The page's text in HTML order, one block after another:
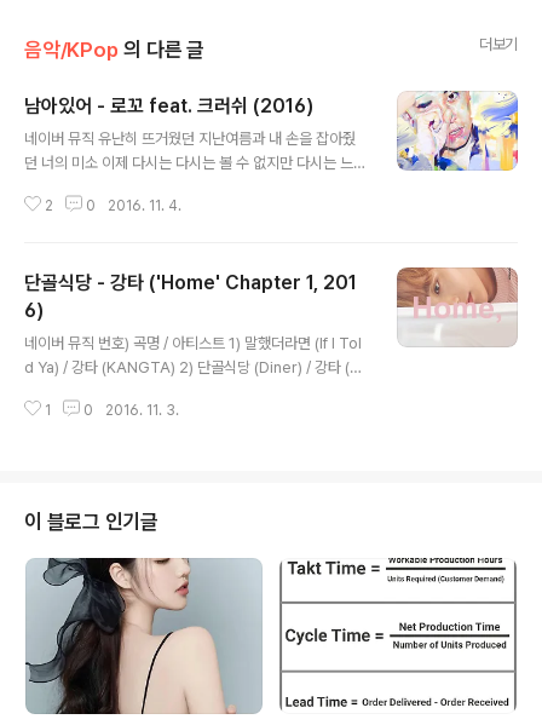
음악/KPop 의 다른 글 더보기
남아있어 - 로꼬 feat. 크러쉬 (2016)
네이버 뮤직 유난히 뜨거웠던 지난여름과 내 손을 잡아줬
던 너의 미소 이제 다시는 다시는 볼 수 없지만 다시는 느낄
아있어 남아있어 무대는 끝났고 난 누워서 밀리고 밀린 가
년 한 달 하루 일분일초에 모든 건 변해 오늘도 어제가 될
거야 근데 난 지금 부르는 이 노래가 너의 기억 속에 영원히
남길 원해 지나간 여름에 유난히 더 많이 보였던 손바닥 무
대 위로 몸을 내던지는 횟수는 계속 올라가 팬들의 얼굴을
기억해 맨 앞엔 익숙한 라인업 시작을 같이 했지만 이젠 못
보는 얼굴까지도 너도 내일이 되면 내 눈앞에 없을 수 있다
2 0 2016. 11. 4.
단골식당 - 강타 ('Home' Chapter 1, 201
6)
네이버 뮤직 번호) 곡명 / 아티스트 1) 말했더라면 (If I Tol
d Ya) / 강타 (KANGTA) 2) 단골식당 (Diner) / 강타 (K
4) 사랑이 오네요 (Love Is Coming) / 강타 (KANGTA)
루의 고단함이 무뎌질 때쯤 우연히 발견한 식당 벽면에 오
래전 우리가 적어놨던 낙서 또박또박 적혀있는 오래된 날
짜 오그라드는 말들에 조용히 웃음 짓다가 그때는 참 그랬
었는데 우리 추억 모두 두려워 이곳은 올 수도 ..
1 0 2016. 11. 3.
이 블로그 인기글